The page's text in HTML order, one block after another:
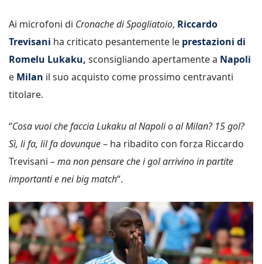
Ai microfoni di Cronache di Spogliatoio, Riccardo
Trevisani ha criticato pesantemente le prestazioni di
Romelu Lukaku, sconsigliando apertamente a Napoli
e Milan il suo acquisto come prossimo centravanti
titolare.
“Cosa vuoi che faccia Lukaku al Napoli o al Milan? 15 gol?
Sì, li fa, lil fa dovunque– ha ribadito con forza Riccardo
Trevisani –ma non pensare che i gol arrivino in partite
importanti e nei big match“.